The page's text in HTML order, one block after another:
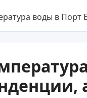
воды в Порт